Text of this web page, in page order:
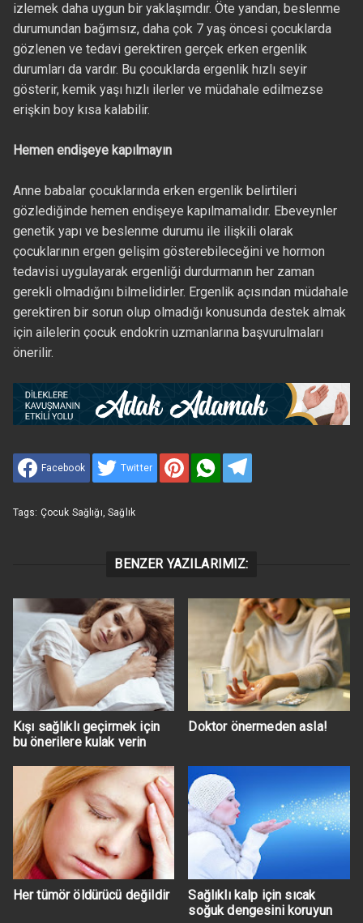
izlemek daha uygun bir yaklaşımdır. Öte yandan, beslenme
durumundan bağımsız, daha çok 7 yaş öncesi çocuklarda
gözlenen ve tedavi gerektiren gerçek erken ergenlik
durumları da vardır. Bu çocuklarda ergenlik hızlı seyir
gösterir, kemik yaşı hızlı ilerler ve müdahale edilmezse
erişkin boy kısa kalabilir.
Hemen endişeye kapılmayın
Anne babalar çocuklarında erken ergenlik belirtileri
gözlediğinde hemen endişeye kapılmamalıdır. Ebeveynler
genetik yapı ve beslenme durumu ile ilişkili olarak
çocuklarının ergen gelişim gösterebileceğini ve hormon
tedavisi uygulayarak ergenliği durdurmanın her zaman
gerekli olmadığını bilmelidirler. Ergenlik açısından müdahale
gerektiren bir sorun olup olmadığı konusunda destek almak
için ailelerin çocuk endokrin uzmanlarına başvurulmaları
önerilir.
Facebook Twitter
Tags: Çocuk Sağlığı ,Sağlık
BENZER YAZILARIMIZ:
Kışı sağlıklı geçirmek için
bu önerilere kulak verin
Doktor önermeden asla!
Her tümör öldürücü değildir
Sağlıklı kalp için sıcak
soğuk dengesini koruyun